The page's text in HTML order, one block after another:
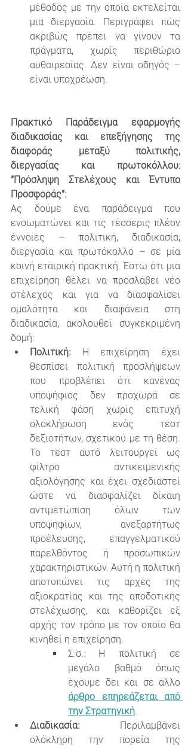
μέθοδος με την οποία εκτελείται
μια διεργασία. Περιγράφει πώς
ακριβώς πρέπει να γίνουν τα
πράγματα, χωρίς περιθώριο
αυθαιρεσίας. Δεν είναι οδηγός –
είναι υποχρέωση.
Πρακτικό Παράδειγμα εφαρμογής
διαδικασίας και επεξήγησης της
διαφοράς μεταξύ πολιτικής,
διεργασίας και πρωτοκόλλου:
"Πρόσληψη Στελέχους και Έντυπο
Προσφοράς":
Ας δούμε ένα παράδειγμα που
ενσωματώνει και τις τέσσερις πλέον
έννοιες – πολιτική, διαδικασία,
διεργασία και πρωτόκολλο – σε μία
κοινή εταιρική πρακτική. Έστω ότι μια
επιχείρηση θέλει να προσλάβει νέο
στέλεχος και για να διασφαλίσει
ομαλότητα και διαφάνεια στη
διαδικασία, ακολουθεί συγκεκριμένη
δομή:
Πολιτική: Η επιχείρηση έχει
θεσπίσει πολιτική προσλήψεων
που προβλέπει ότι κανένας
υποψήφιος δεν προχωρά σε
τελική φάση χωρίς επιτυχή
ολοκλήρωση ενός τεστ
δεξιοτήτων, σχετικού με τη θέση.
Το τεστ αυτό λειτουργεί ως
φίλτρο αντικειμενικής
αξιολόγησης και έχει σχεδιαστεί
ώστε να διασφαλίζει δίκαιη
αντιμετώπιση όλων των
υποψηφίων, ανεξαρτήτως
προέλευσης, επαγγελματικού
παρελθόντος ή προσωπικών
χαρακτηριστικών. Αυτή η πολιτική
αποτυπώνει τις αρχές της
αξιοκρατίας και της αποδοτικής
στελέχωσης, και καθορίζει εξ
αρχής τον τρόπο με τον οποίο θα
κινηθεί η επιχείρηση.
Σ.σ.: Η πολιτική σε
μεγάλο βαθμό όπως
άρθρο επηρεάζεται από
την Στρατηγική.
Διαδικασία: Περιλαμβάνει
ολόκληρη την πορεία της